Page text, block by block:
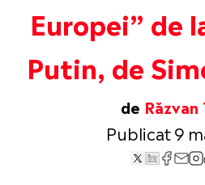
Europei” de
Putin, de
de Răzvan
Publicat 9